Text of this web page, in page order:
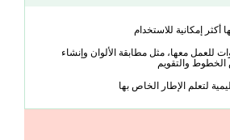
إمكانية للاستخدام
للعمل معها، مثل مطابقة الألوان وإنشاء
والتقويم
لتعلم الإطار الخاص بها